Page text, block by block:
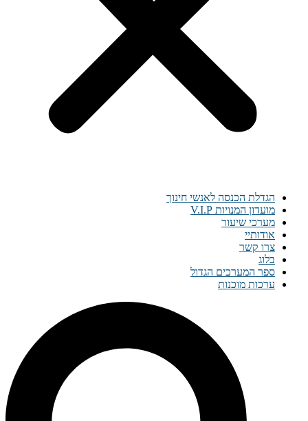
הגדלת הכנסה לאנשי חינוך
מועדון המנויות V.I.P
מערכי שיעור
אודותיי
צרו קשר
בלוג
ספר המערכים הגדול
ערכות מוכנות